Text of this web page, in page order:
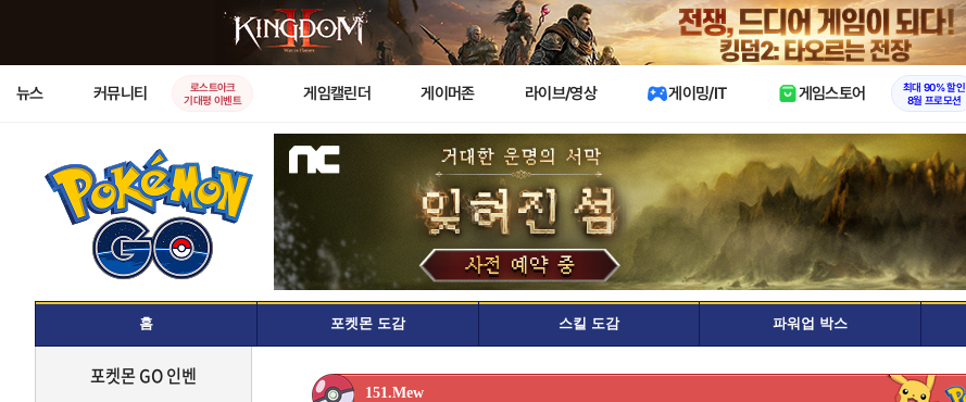
X
뉴스 커뮤니티
로스트아크
기대평 이벤트
게임캘린더 게이머존 라이브/영상 게이밍/IT 게임스토어
최대 90% 할인
8월 프로모션
홈 포켓몬 도감 스킬 도감 파워업 박스
포켓몬 GO 인벤
151.Mew